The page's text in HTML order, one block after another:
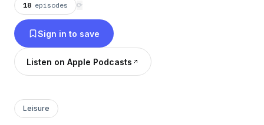
18 episodes ⟳
Sign in to save
Listen on Apple Podcasts
Leisure